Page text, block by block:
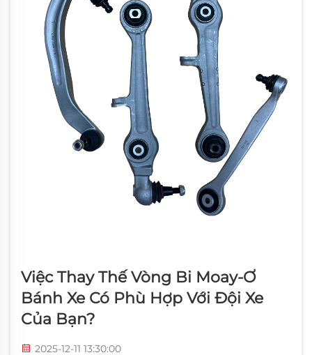
Việc Thay Thế Vòng Bi Moay-Ơ
Bánh Xe Có Phù Hợp Với Đội Xe
Của Bạn?
2025-12-11 13:30:00